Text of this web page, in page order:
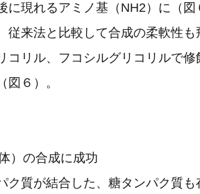
に現れるアミノ基（NH2）に（
従来法と比較して合成の柔軟性
コリル、フコシルグリコリルで
図６）。
）の合成に成功
ク質が結合した、糖タンパク質